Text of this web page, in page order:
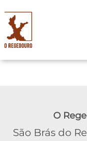
O
São Brás do